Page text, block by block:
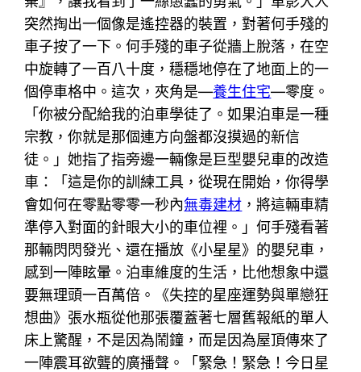
突然掏出一個像是遙控器的裝置，對著何手殘的
車子按了一下。何手殘的車子從牆上脫落，在空
中旋轉了一百八十度，穩穩地停在了地面上的一
個停車格中。這次，夾角是—養生住宅—零度。
「你被分配給我的泊車學徒了。如果泊車是一種
宗教，你就是那個連方向盤都沒摸過的新信
徒。」她指了指旁邊一輛像是巨型嬰兒車的改造
車：「這是你的訓練工具，從現在開始，你得學
會如何在零點零零一秒內無毒建材 ，將這輛車精
準停入對面的針眼大小的車位裡。」何手殘看著
那輛閃閃發光、還在播放《小星星》的嬰兒車，
感到一陣眩暈。泊車維度的生活，比他想象中還
要無理頭一百萬倍。《失控的星座運勢與單戀狂
想曲》張水瓶從他那張覆蓋著七層舊報紙的單人
床上驚醒，不是因為鬧鐘，而是因為屋頂傳來了
一陣震耳欲聾的廣播聲。「緊急！緊急！今日星